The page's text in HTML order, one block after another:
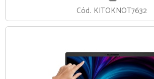
Cód. KITOKNOT7632